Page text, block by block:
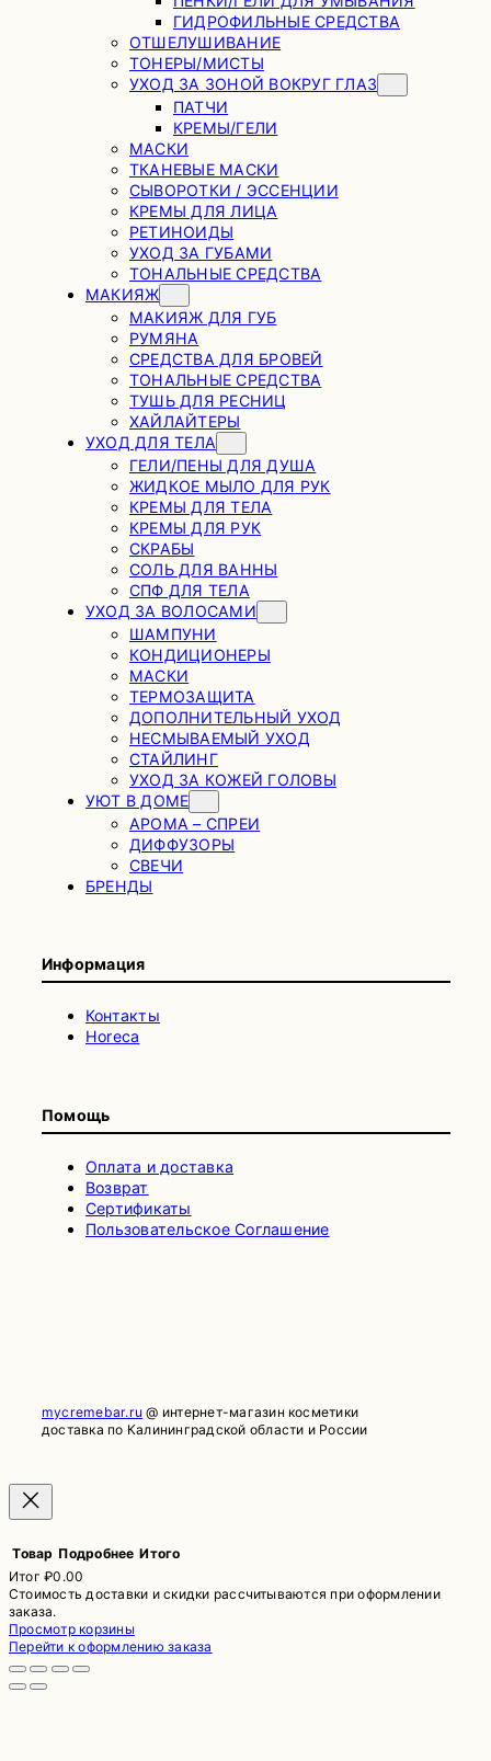
ГИДРОФИЛЬНЫЕ СРЕДСТВА
ОТШЕЛУШИВАНИЕ
ТОНЕРЫ/МИСТЫ
УХОД ЗА ЗОНОЙ ВОКРУГ ГЛАЗ
ПАТЧИ
КРЕМЫ/ГЕЛИ
МАСКИ
ТКАНЕВЫЕ МАСКИ
СЫВОРОТКИ / ЭССЕНЦИИ
КРЕМЫ ДЛЯ ЛИЦА
РЕТИНОИДЫ
УХОД ЗА ГУБАМИ
ТОНАЛЬНЫЕ СРЕДСТВА
МАКИЯЖ
МАКИЯЖ ДЛЯ ГУБ
РУМЯНА
СРЕДСТВА ДЛЯ БРОВЕЙ
ТОНАЛЬНЫЕ СРЕДСТВА
ТУШЬ ДЛЯ РЕСНИЦ
ХАЙЛАЙТЕРЫ
УХОД ДЛЯ ТЕЛА
ГЕЛИ/ПЕНЫ ДЛЯ ДУША
ЖИДКОЕ МЫЛО ДЛЯ РУК
КРЕМЫ ДЛЯ ТЕЛА
КРЕМЫ ДЛЯ РУК
СКРАБЫ
СОЛЬ ДЛЯ ВАННЫ
СПФ ДЛЯ ТЕЛА
УХОД ЗА ВОЛОСАМИ
ШАМПУНИ
КОНДИЦИОНЕРЫ
МАСКИ
ТЕРМОЗАЩИТА
ДОПОЛНИТЕЛЬНЫЙ УХОД
НЕСМЫВАЕМЫЙ УХОД
СТАЙЛИНГ
УХОД ЗА КОЖЕЙ ГОЛОВЫ
УЮТ В ДОМЕ
АРОМА – СПРЕИ
ДИФФУЗОРЫ
СВЕЧИ
БРЕНДЫ
Информация
Контакты
Horeca
Помощь
Оплата и доставка
Возврат
Сертификаты
Пользовательское Соглашение
mycremebar.ru @ интернет-магазин косметики
доставка по Калининградской области и России
Товары
в
корзине
Товар Подробнее Итого
Итог₽0.00
Стоимость доставки и скидки рассчитываются при оформлении
заказа.
Просмотр корзины
Перейти к оформлению заказа